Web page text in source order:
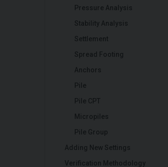
Pressure Analysis
Stability Analysis
Settlement
Spread Footing
Anchors
Pile
Pile CPT
Micropiles
Pile Group
Adding New Settings
Verification Methodology